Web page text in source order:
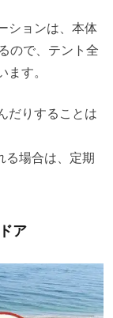
ションは、本体
ので、テント全
す。
だりすることは
る場合は、定期
ア